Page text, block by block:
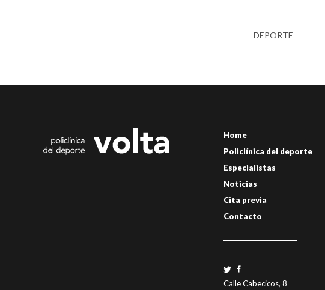
DEPORTE
Home
Policlínica del deporte
Especialistas
Noticias
Cita previa
Contacto
Calle Cabecicos, 8